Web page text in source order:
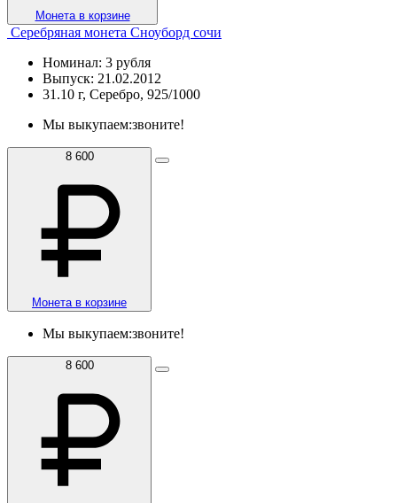
Монета в корзине
Серебряная монета Сноуборд сочи
Номинал: 3 рубля
Выпуск: 21.02.2012
31.10 г, Серебро, 925/1000
Мы выкупаем:звоните!
8 600
Монета в корзине
Мы выкупаем:звоните!
8 600